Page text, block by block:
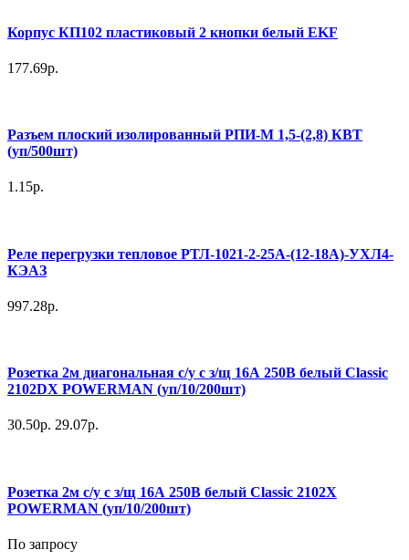
Корпус КП102 пластиковый 2 кнопки белый EKF
177.69р.
Разъем плоский изолированный РПИ-М 1,5-(2,8) КВТ
(уп/500шт)
1.15р.
Реле перегрузки тепловое РТЛ-1021-2-25А-(12-18А)-УХЛ4-
КЭАЗ
997.28р.
Розетка 2м диагональная с/у с з/щ 16А 250В белый Classic
2102DX POWERMAN (уп/10/200шт)
30.50р. 29.07р.
Розетка 2м с/у с з/щ 16А 250В белый Classic 2102Х
POWERMAN (уп/10/200шт)
По запросу